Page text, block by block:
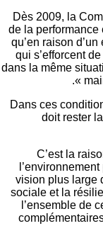
Dès 2009, la
de la
qu’en raison
qui
dans la même
Dans ces
doit
C’est la
vision plus
sociale et la
l’ensemble